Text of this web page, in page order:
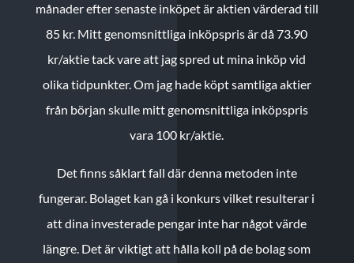
månader efter senaste inköpet är aktien värderad till
85 kr. Mitt genomsnittliga inköpspris är då 73.90
kr/aktie tack vare att jag spred ut mina inköp vid
olika tidpunkter. Om jag hade köpt samtliga aktier
från början skulle mitt genomsnittliga inköpspris
vara 100 kr/aktie.
Det finns såklart fall där denna metoden inte
fungerar. Bolaget kan gå i konkurs vilket resulterar i
att dina investerade pengar inte har något värde
längre. Det är viktigt att hålla koll på de bolag som